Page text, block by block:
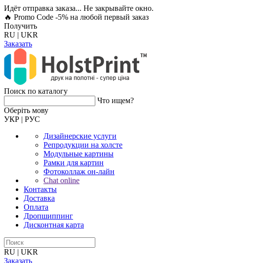
Идёт отправка заказа... Не закрывайте окно.
🔥 Promo Code -5% на любой первый заказ
Получить
RU | UKR
Заказать
Поиск по каталогу
Что ищем?
Оберiть мову
УКР | РУС
Дизайнерские услуги
Репродукции на холсте
Модульные картины
Рамки для картин
Фотоколлаж он-лайн
Chat online
Контакты
Доставка
Оплата
Дропшиппинг
Дисконтная карта
RU | UKR
Заказать